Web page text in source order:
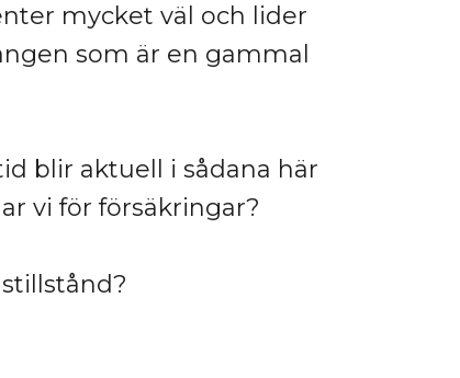
mycket väl och lider
som är en gammal
blir aktuell i sådana här
vi för försäkringar?